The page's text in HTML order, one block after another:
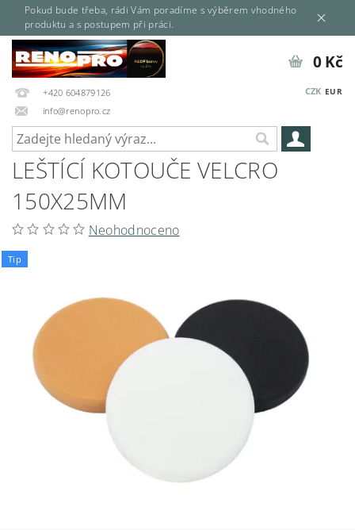
Pokud bude třeba, rádi Vám poradíme s výběrem vhodného
produktu a s postupem při práci.
+420 604879126
info@renopro.cz
CZK EUR
0 Kč
LEŠTÍCÍ KOTOUČE VELCRO
150X25MM
Neohodnoceno
Tip